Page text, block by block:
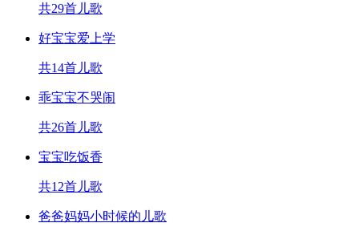
共29首儿歌
好宝宝爱上学
共14首儿歌
乖宝宝不哭闹
共26首儿歌
宝宝吃饭香
共12首儿歌
爸爸妈妈小时候的儿歌